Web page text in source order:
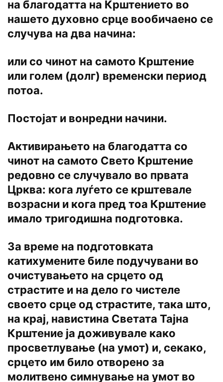
на благодатта на Крштението во
нашето духовно срце вообичаено се
случува на два начина:
или со чинот на самото Крштение
или голем (долг) временски период
потоа.
Постојат и вонредни начини.
Активирањето на благодатта со
чинот на самото Свето Крштение
редовно се случувало во првата
Црква: кога луѓето се крштевале
возрасни и кога пред тоа Крштение
имало тригодишна подготовка.
За време на подготовката
катихумените биле подучувани во
очистувањето на срцето од
страстите и на дело го чистеле
своето срце од страстите, така што,
на крај, навистина Светата Тајна
Крштение ја доживувале како
просветлување (на умот) и, секако,
срцето им било отворено за
молитвено симнување на умот во